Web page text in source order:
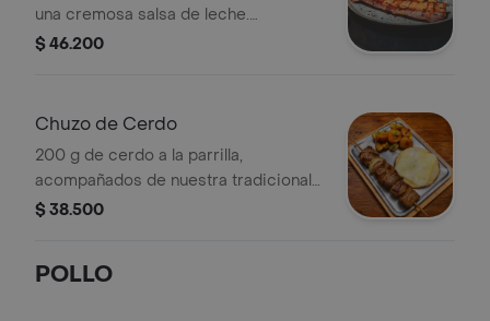
una cremosa salsa de leche.
Acompañado de papas doradas y la
$ 46.200
Chuzo de Cerdo
200 g de cerdo a la parrilla,
acompañados de nuestra tradicional
arepa con quesillo fundido, papas
$ 38.500
POLLO